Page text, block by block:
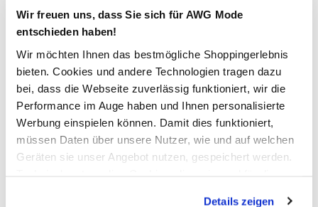
Wir freuen uns, dass Sie sich für AWG Mode
entschieden haben!
Wir möchten Ihnen das bestmögliche Shoppingerlebnis
bieten. Cookies und andere Technologien tragen dazu
bei, dass die Webseite zuverlässig funktioniert, wir die
Performance im Auge haben und Ihnen personalisierte
Werbung einspielen können. Damit dies funktioniert,
müssen Daten über unsere Nutzer, wie und auf welchen
Geräten sie unser Angebot nutzen, gespeichert werden.
Details zeigen
Baby Jungen 2er Set bestehend aus Shirt und kurzer Hose
niedliches Set von Bubble Gum
Shirt mit rundem Ausschnitt, kurze Ärmel
kleiner Druckknopf auf der Schulter
Löwenkopf mit Fransen als Motiv auf der Brust
kurze Hose mit elastischem Gummizug und Kordelzug
zwei aufgesetzte Taschen